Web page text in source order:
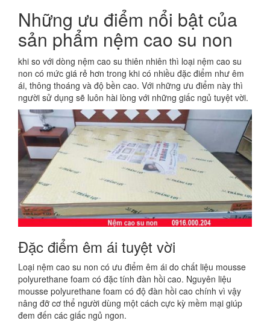
Những ưu điểm nổi bật của
sản phẩm nệm cao su non
khi so với dòng nệm cao su thiên nhiên thì loại nệm cao su
non có mức giá rẻ hơn trong khi có nhiều đặc điểm như êm
ái, thông thoáng và độ bền cao. Với những ưu điểm này thì
người sử dụng sẽ luôn hài lòng với những giấc ngủ tuyệt vời.
Đặc điểm êm ái tuyệt vời
Loại nệm cao su non có ưu điểm êm ái do chất liệu mousse
polyurethane foam có đặc tính đàn hồi cao. Nguyên liệu
mousse polyurethane foam có độ đàn hồi cao chính vì vậy
nâng đỡ cơ thể người dùng một cách cực kỳ mềm mại giúp
đem đến các giấc ngủ ngon.